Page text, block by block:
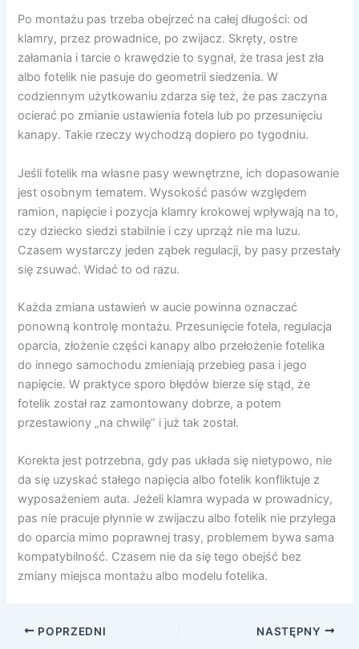
Po montażu pas trzeba obejrzeć na całej długości: od
klamry, przez prowadnice, po zwijacz. Skręty, ostre
załamania i tarcie o krawędzie to sygnał, że trasa jest zła
albo fotelik nie pasuje do geometrii siedzenia. W
codziennym użytkowaniu zdarza się też, że pas zaczyna
ocierać po zmianie ustawienia fotela lub po przesunięciu
kanapy. Takie rzeczy wychodzą dopiero po tygodniu.
Jeśli fotelik ma własne pasy wewnętrzne, ich dopasowanie
jest osobnym tematem. Wysokość pasów względem
ramion, napięcie i pozycja klamry krokowej wpływają na to,
czy dziecko siedzi stabilnie i czy uprząż nie ma luzu.
Czasem wystarczy jeden ząbek regulacji, by pasy przestały
się zsuwać. Widać to od razu.
Każda zmiana ustawień w aucie powinna oznaczać
ponowną kontrolę montażu. Przesunięcie fotela, regulacja
oparcia, złożenie części kanapy albo przełożenie fotelika
do innego samochodu zmieniają przebieg pasa i jego
napięcie. W praktyce sporo błędów bierze się stąd, że
fotelik został raz zamontowany dobrze, a potem
przestawiony „na chwilę” i już tak został.
Korekta jest potrzebna, gdy pas układa się nietypowo, nie
da się uzyskać stałego napięcia albo fotelik konfliktuje z
wyposażeniem auta. Jeżeli klamra wypada w prowadnicy,
pas nie pracuje płynnie w zwijaczu albo fotelik nie przylega
do oparcia mimo poprawnej trasy, problemem bywa sama
kompatybilność. Czasem nie da się tego obejść bez
zmiany miejsca montażu albo modelu fotelika.
POPRZEDNI NASTĘPNY